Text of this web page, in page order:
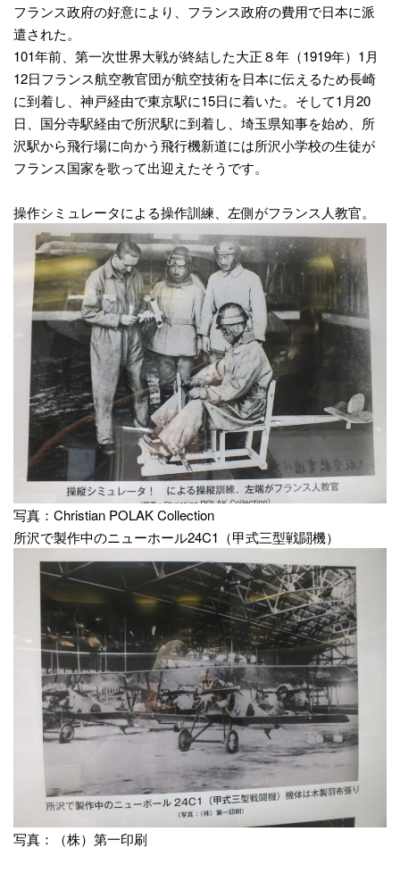
フランス政府の好意により、フランス政府の費用で日本に派
遣された。
101年前、第一次世界大戦が終結した大正８年（1919年）1月
12日フランス航空教官団が航空技術を日本に伝えるため長崎
に到着し、神戸経由で東京駅に15日に着いた。そして1月20
日、国分寺駅経由で所沢駅に到着し、埼玉県知事を始め、所
沢駅から飛行場に向かう飛行機新道には所沢小学校の生徒が
フランス国家を歌って出迎えたそうです。
操作シミュレータによる操作訓練、左側がフランス人教官。
写真：Christian POLAK Collection
所沢で製作中のニューホール24C1（甲式三型戦闘機）
写真：（株）第一印刷